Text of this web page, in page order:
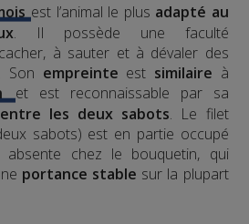
est l’animal le plus adapté au
. Il possède une faculté
à sauter et à dévaler des
Son empreinte est similaire à
et est reconnaissable par sa
les deux sabots. Le filet
sabots) est en partie occupé
absente chez le bouquetin, qui
portance stable sur la plupart